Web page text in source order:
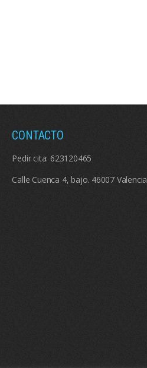
CONTACTO
Pedir cita: 623120465
Calle Cuenca 4, bajo. 46007 Valencia